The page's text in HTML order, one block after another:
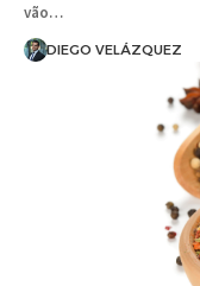
vão…
DIEGO VELÁZQUEZ